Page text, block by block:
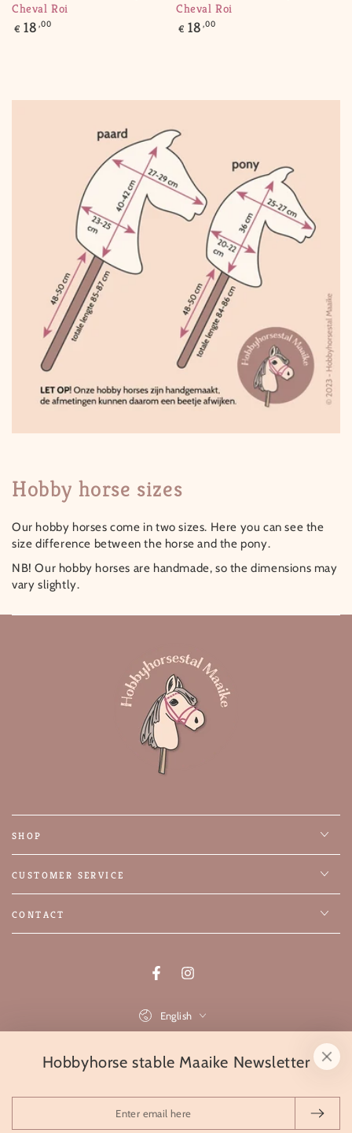
Cheval Roi
Regular
€ 18 ,00
Cheval Roi
Regular
€ 18 ,00
Hobby horse sizes
Our hobby horses come in two sizes. Here you can see the
size difference between the horse and the pony.
NB! Our hobby horses are handmade, so the dimensions may
vary slightly.
SHOP
CUSTOMER SERVICE
CONTACT
FacebookInstagram
English
Payment
Hobbyhorse stable Maaike Newsletter
email